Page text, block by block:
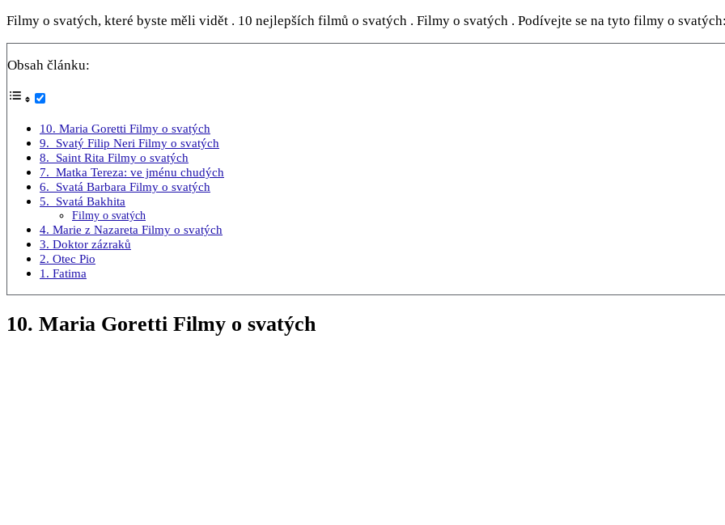
Filmy o svatých, které byste měli vidět . 10 nejlepších filmů o svatých . Filmy o svatých . Podívejte se na tyto filmy o
Obsah článku:
10. Maria Goretti Filmy o svatých
9. Svatý Filip Neri Filmy o svatých
8. Saint Rita Filmy o svatých
7. Matka Tereza: ve jménu chudých
6. Svatá Barbara Filmy o svatých
5. Svatá Bakhita
Filmy o svatých
4. Marie z Nazareta Filmy o svatých
3. Doktor zázraků
2. Otec Pio
1. Fatima
10. Maria Goretti Filmy o svatých